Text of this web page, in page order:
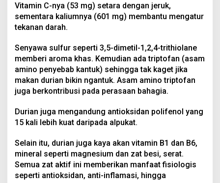
Vitamin C-nya (53 mg) setara dengan jeruk,
sementara kaliumnya (601 mg) membantu mengatur
tekanan darah.
Senyawa sulfur seperti 3,5-dimetil-1,2,4-trithiolane
memberi aroma khas. Kemudian ada triptofan (asam
amino penyebab kantuk) sehingga tak kaget jika
makan durian bikin ngantuk. Asam amino triptofan
juga berkontribusi pada perasaan bahagia.
Durian juga mengandung antioksidan polifenol yang
15 kali lebih kuat daripada alpukat.
Selain itu, durian juga kaya akan vitamin B1 dan B6,
mineral seperti magnesium dan zat besi, serat.
Semua zat aktif ini memberikan manfaat fisiologis
seperti antioksidan, anti-inflamasi, hingga